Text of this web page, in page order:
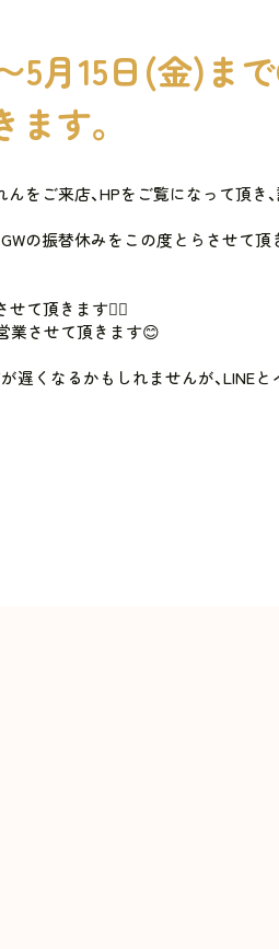
5月15日(金)ま
す。
をご来店、HPをご覧になって頂き
の振替休みをこの度とらさせて頂
せて頂きます🙇‍♀️
業させて頂きます😊
遅くなるかもしれませんが、LINE